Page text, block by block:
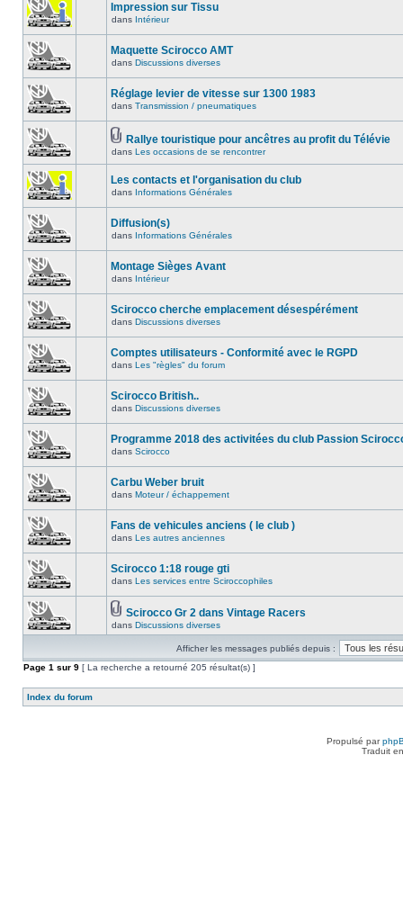
Impression sur Tissu
dans Intérieur
Maquette Scirocco AMT
dans Discussions diverses
Réglage levier de vitesse sur 1300 1983
dans Transmission / pneumatiques
Rallye touristique pour ancêtres au profit du Télévie
dans Les occasions de se rencontrer
Les contacts et l'organisation du club
dans Informations Générales
Diffusion(s)
dans Informations Générales
Montage Sièges Avant
dans Intérieur
Scirocco cherche emplacement désespérément
dans Discussions diverses
Comptes utilisateurs - Conformité avec le RGPD
dans Les "règles" du forum
Scirocco British..
dans Discussions diverses
Programme 2018 des activitées du club Passion
dans Scirocco
Carbu Weber bruit
dans Moteur / échappement
Fans de vehicules anciens ( le club )
dans Les autres anciennes
Scirocco 1:18 rouge gti
dans Les services entre Sciroccophiles
Scirocco Gr 2 dans Vintage Racers
dans Discussions diverses
Afficher les messages publiés depuis :
Page 1 sur 9 [ La recherche a retourné 205 résultat(s) ]
Index du forum
Propulsé par
Traduit